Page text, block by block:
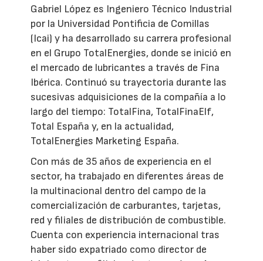
Gabriel López es Ingeniero Técnico Industrial
por la Universidad Pontificia de Comillas
(Icai) y ha desarrollado su carrera profesional
en el Grupo TotalEnergies, donde se inició en
el mercado de lubricantes a través de Fina
Ibérica. Continuó su trayectoria durante las
sucesivas adquisiciones de la compañía a lo
largo del tiempo: TotalFina, TotalFinaElf,
Total España y, en la actualidad,
TotalEnergies Marketing España.
Con más de 35 años de experiencia en el
sector, ha trabajado en diferentes áreas de
la multinacional dentro del campo de la
comercialización de carburantes, tarjetas,
red y filiales de distribución de combustible.
Cuenta con experiencia internacional tras
haber sido expatriado como director de